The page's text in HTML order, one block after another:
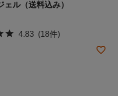
ェル（送料込み）
4.83 (18件)